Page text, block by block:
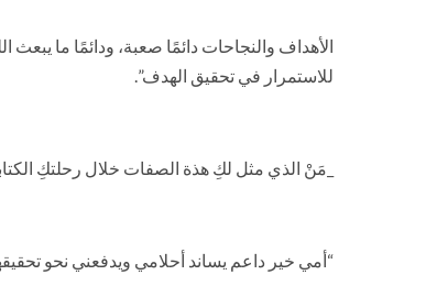
الأهداف والنجاحات دائمًا صعبة، ودائمًا ما
للاستمرار في تحقيق الهدف”.
_مَنْ الذي مثل لكِ هذة الصفات خلال رحلتكِ
“أمي خير داعم يساند أحلامي ويدفعني نحو